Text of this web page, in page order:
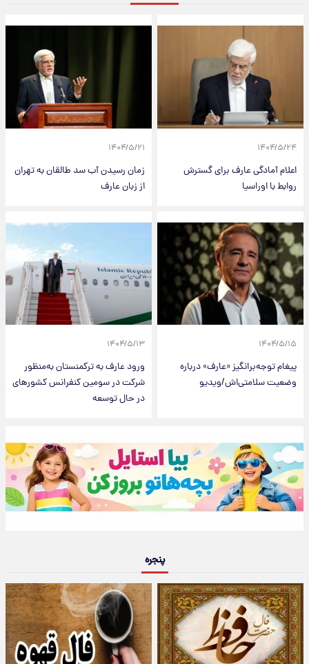
۱۴۰۴/۵/۲۴
اعلام آمادگی عارف برای گسترش
روابط‌ با اوراسیا
۱۴۰۴/۵/۲۱
زمان رسیدن آب سد طالقان به تهران
از زبان عارف
۱۴۰۴/۵/۱۵
پیغام توجه‌برانگیز «عارف» درباره
وضعیت سلامتی‌اش/ویدیو
۱۴۰۴/۵/۱۳
ورود عارف به ترکمنستان به‌منظور
شرکت در سومین کنفرانس کشورهای
در حال توسعه
پنجره